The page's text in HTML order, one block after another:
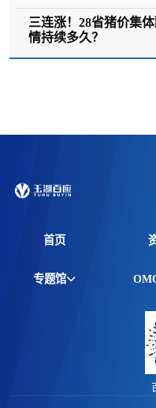
三连涨！28省猪价集
情持续多久？
首页
专题馆